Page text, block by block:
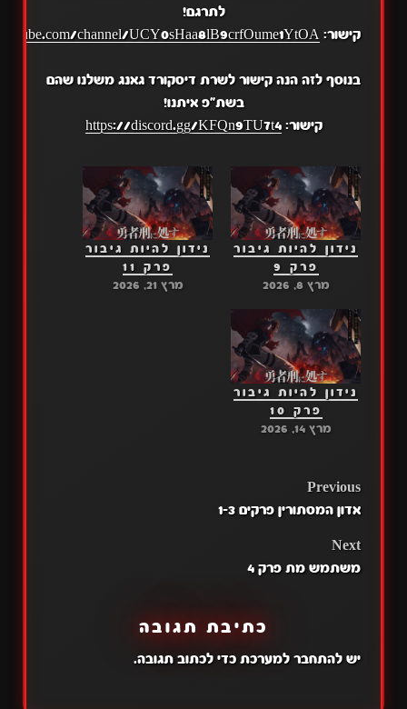
לתרגם!
קישור: channel/UCY0sHaa8lB9crfOume1YtOA
בנוסף לזה הנה קישור לשרת דיסקורד גאנג משלנו שהם
בשת"פ איתנו!
קישור:https://discord.gg/KFQn9TU7t4
נידון להיות גיבור
פרק 9
מרץ 8, 2026
נידון להיות גיבור
פרק 11
מרץ 21, 2026
נידון להיות גיבור
פרק 10
מרץ 14, 2026
POST
Previous
אדון המסתורין פרקים 1-3
Next
משתמש מת פרק 4
כתיבת תגובה
יש להתחבר למערכתכדי לכתוב תגובה.